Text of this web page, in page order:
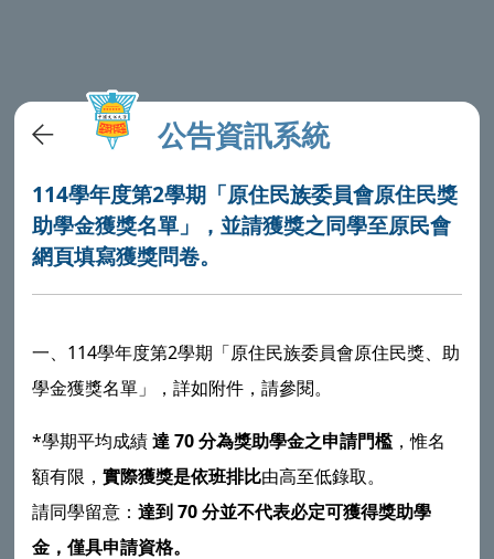
公告資訊系統
114學年度第2學期「原住民族委員會原住民獎
助學金獲獎名單」，並請獲獎之同學至原民會
網頁填寫獲獎問卷。
一、114學年度第2學期「原住民族委員會原住民獎、助
學金獲獎名單」，詳如附件，請參閱。
*學期平均成績達 70 分為獎助學金之申請門檻 ，惟名
額有限，實際獲獎是依班排比由高至低錄取。
請同學留意：達到 70 分並不代表必定可獲得獎助學
金，僅具申請資格。